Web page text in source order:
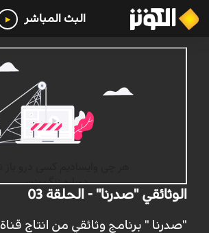
البث المباشر
الوثائقي "صدرنا" - الحلقة 03
"صدرنا " برنامج وثائقي من انتاج قناة